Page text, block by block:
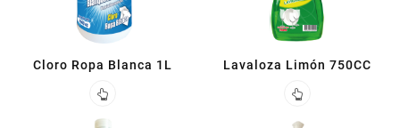
Cloro Ropa Blanca 1L Lavaloza Limón 750CC